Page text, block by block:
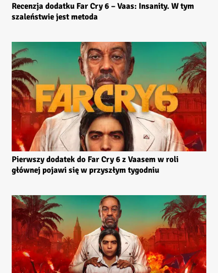
Recenzja dodatku Far Cry 6 – Vaas: Insanity. W tym
szaleństwie jest metoda
Pierwszy dodatek do Far Cry 6 z Vaasem w roli
głównej pojawi się w przyszłym tygodniu